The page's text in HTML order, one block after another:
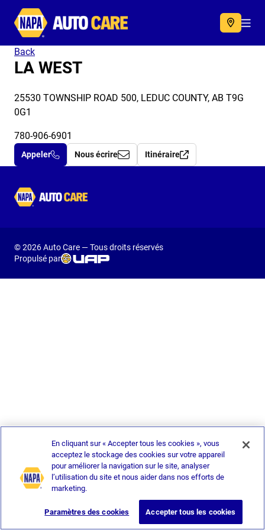
Autocare
Back
LA WEST
25530 TOWNSHIP ROAD 500, LEDUC COUNTY, AB T9G
0G1
780-906-6901
Appeler Nous écrire Itinéraire
Autocare
© 2026 Auto Care — Tous droits réservés
Propulsé par
En cliquant sur « Accepter tous les cookies », vous
acceptez le stockage des cookies sur votre appareil
pour améliorer la navigation sur le site, analyser
l’utilisation du site et nous aider dans nos efforts de
marketing.
Paramètres des cookies Accepter tous les cookies